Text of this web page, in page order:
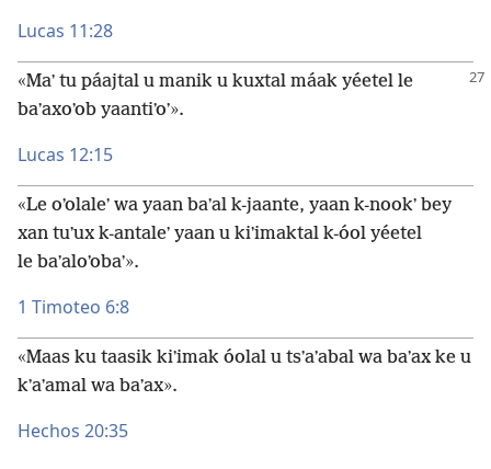
Lucas 11:28
«Maʼ tu páajtal u manik u kuxtal máak yéetel le
baʼaxoʼob yaantiʼoʼ».
Lucas 12:15
«Le oʼolaleʼ wa yaan baʼal k-jaante, yaan k-nookʼ bey
xan tuʼux k-antaleʼ yaan u kiʼimaktal k-óol yéetel
le baʼaloʼobaʼ».
1 Timoteo 6:8
«Maas ku taasik kiʼimak óolal u tsʼaʼabal wa baʼax ke u
kʼaʼamal wa baʼax».
Hechos 20:35